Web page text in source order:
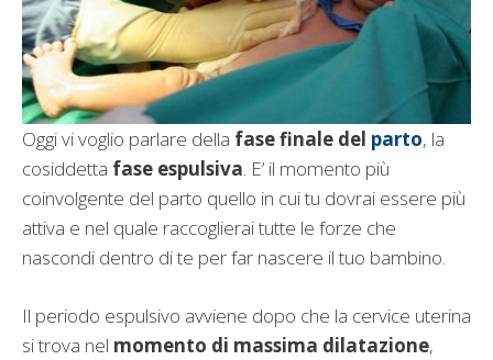
Oggi vi voglio parlare della fase finale del parto, la
cosiddetta fase espulsiva. E’ il momento più
coinvolgente del parto quello in cui tu dovrai essere più
attiva e nel quale raccoglierai tutte le forze che
nascondi dentro di te per far nascere il tuo bambino.
Il periodo espulsivo avviene dopo che la cervice uterina
si trova nel momento di massima dilatazione,